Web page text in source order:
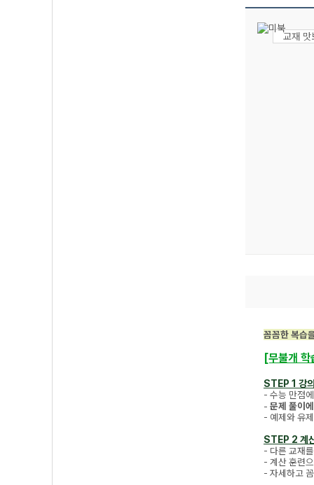
교재
꼼꼼한 복습
[무불개
STEP 1 강
- 수능 만점
- 문제 풀이
- 예제와 유
STEP 2 계
- 다른 교재
- 계산 훈련
- 자세하고